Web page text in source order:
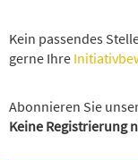
Kein passendes
gerne Ihre
Abonnieren Sie
Keine Registrierung